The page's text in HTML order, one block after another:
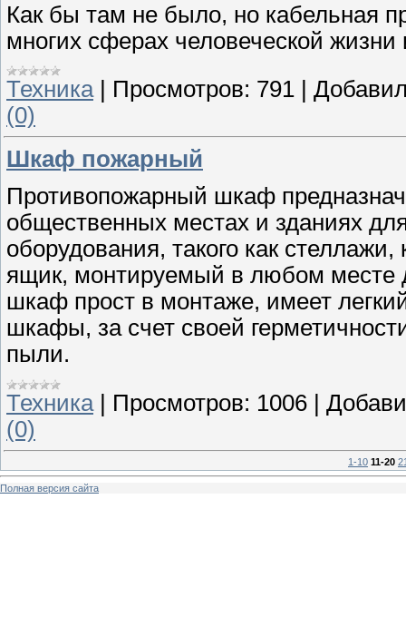
Как бы там не было, но кабельная
многих сферах человеческой жизни
Техника| Просмотров: 791
(0)
Шкаф пожарный
Противопожарный шкаф
общественных местах и зданиях
оборудования, такого как
ящик, монтируемый в любом месте
шкаф прост в монтаже, имеет
шкафы, за счет своей
пыли.
Техника| Просмотров: 1006
(0)
1-10 11-20
Полная версия сайта